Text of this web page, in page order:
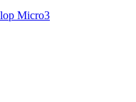
Micro3